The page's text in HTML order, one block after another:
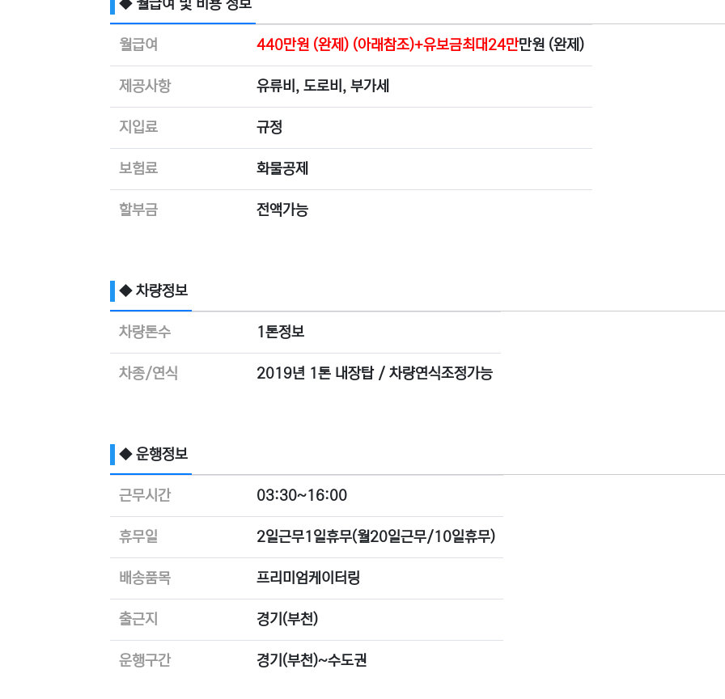
◆ 월급여 및 비용 정보
월급여 440만원 (완제) (아래참조)+유보금최대24만만원 (완제)
제공사항 유류비, 도로비, 부가세
지입료 규정
보험료 화물공제
할부금 전액가능
◆ 차량정보
차량톤수 1톤정보
차종/연식 2019년 1톤 내장탑 / 차량연식조정가능
◆ 운행정보
근무시간 03:30~16:00
휴무일 2일근무1일휴무(월20일근무/10일휴무)
배송품목 프리미엄케이터링
출근지 경기(부천)
운행구간 경기(부천)~수도권